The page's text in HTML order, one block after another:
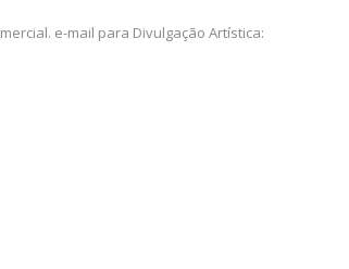
e-mail para Divulgação Artística: